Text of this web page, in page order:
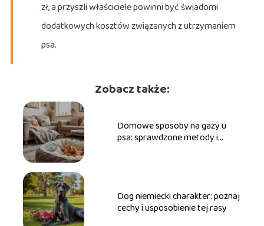
zł, a przyszli właściciele powinni być świadomi
dodatkowych kosztów związanych z utrzymaniem
psa.
Zobacz także:
Domowe sposoby na gazy u
psa: sprawdzone metody i
Dog niemiecki charakter: poznaj
cechy i usposobienie tej rasy